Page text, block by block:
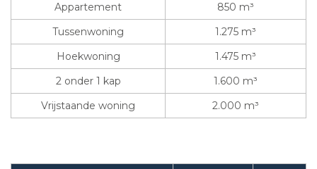
Appartement
850 m³
Tussenwoning
1.275 m³
Hoekwoning
1.475 m³
2 onder 1 kap
1.600 m³
Vrijstaande woning
2.000 m³